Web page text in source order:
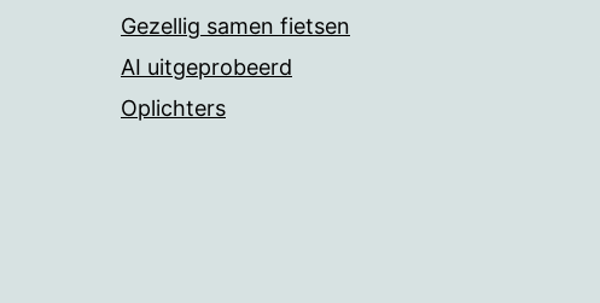
Gezellig samen fietsen
AI uitgeprobeerd
Oplichters